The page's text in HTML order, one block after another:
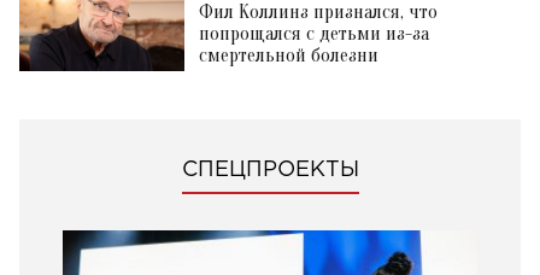
Фил Коллинз признался, что
попрощался с детьми из-за
смертельной болезни
СПЕЦПРОЕКТЫ